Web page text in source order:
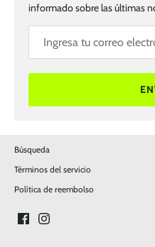
informado sobre las últimas
Búsqueda
Términos del servicio
Política de reembolso